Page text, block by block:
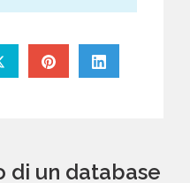
di un database